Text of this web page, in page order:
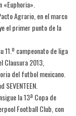
Agrario, en el marco
el primer punto de la
11.º campeonato de liga
Clausura 2013,
del futbol mexicano.
la 13ª Copa de
Football Club, con